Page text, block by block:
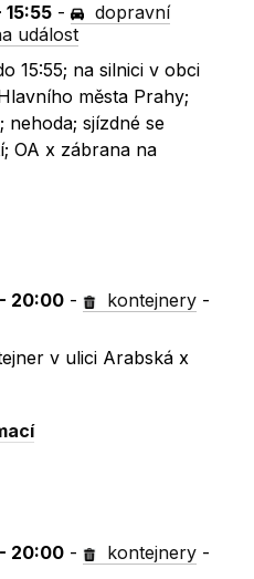
15:55 -
dopravní
událost
15:55; na silnici v obci
města Prahy;
nehoda; sjízdné se
OA x zábrana na
20:00 - kontejnery -
v ulici Arabská x
20:00 - kontejnery -